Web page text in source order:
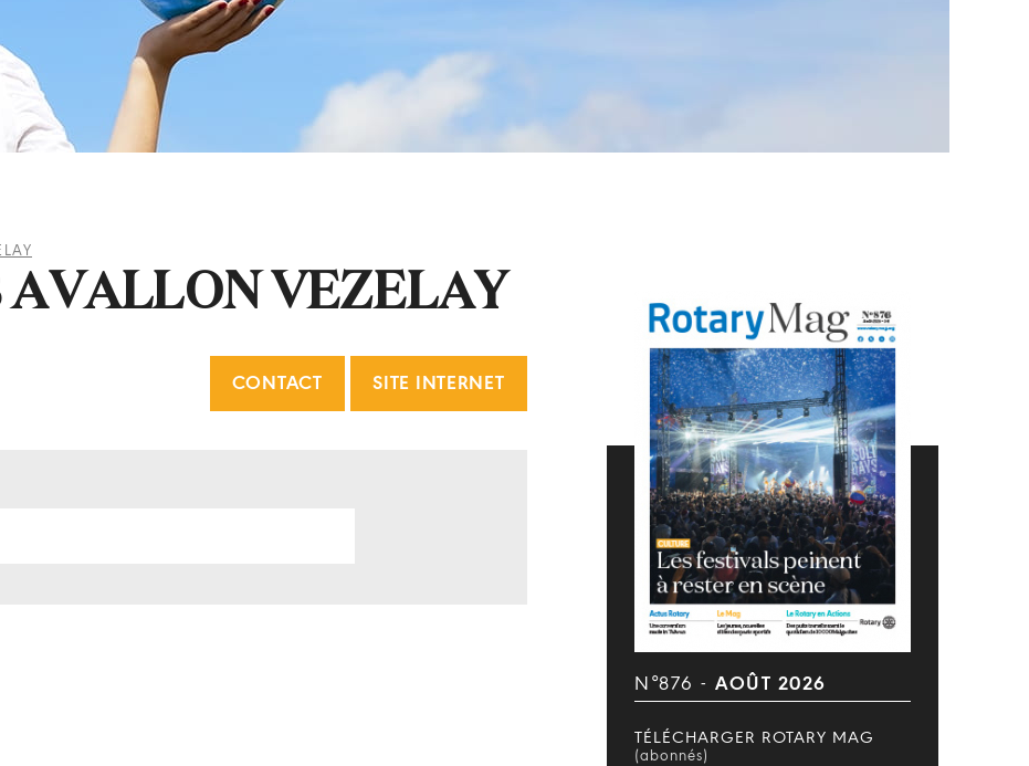
VEZELAY
CONTACT SITE INTERNET
N°876 - AOÛT 2026
TÉLÉCHARGER ROTARY MAG
(abonnés)